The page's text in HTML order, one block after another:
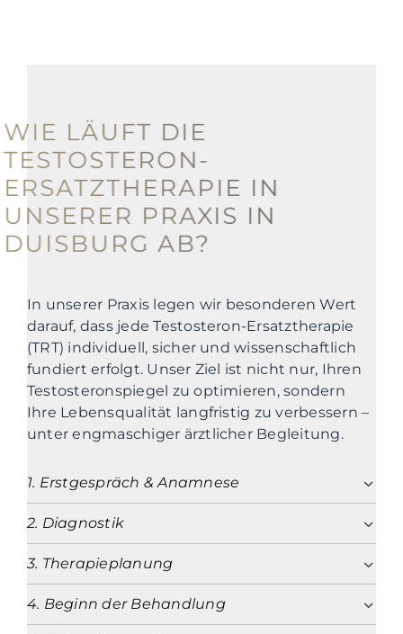
WIE LÄUFT DIE
TESTOSTERON-
ERSATZTHERAPIE IN
UNSERER PRAXIS IN
DUISBURG AB?
In unserer Praxis legen wir besonderen Wert
darauf, dass jede Testosteron-Ersatztherapie
(TRT) individuell, sicher und wissenschaftlich
fundiert erfolgt. Unser Ziel ist nicht nur, Ihren
Testosteronspiegel zu optimieren, sondern
Ihre Lebensqualität langfristig zu verbessern –
unter engmaschiger ärztlicher Begleitung.
1. Erstgespräch & Anamnese
2. Diagnostik
3. Therapieplanung
4. Beginn der Behandlung